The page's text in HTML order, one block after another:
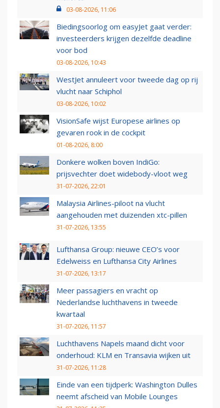
03-08-2026, 11:06
Biedingsoorlog om easyJet gaat verder:
investeerders krijgen dezelfde deadline
voor bod
03-08-2026, 10:43
WestJet annuleert voor tweede dag op rij
vlucht naar Schiphol
03-08-2026, 10:02
VisionSafe wijst Europese airlines op
gevaren rook in de cockpit
01-08-2026, 8:00
Donkere wolken boven IndiGo:
prijsvechter doet widebody-vloot weg
31-07-2026, 22:01
Malaysia Airlines-piloot na vlucht
aangehouden met duizenden xtc-pillen
31-07-2026, 13:55
Lufthansa Group: nieuwe CEO’s voor
Edelweiss en Lufthansa City Airlines
31-07-2026, 13:17
Meer passagiers en vracht op
Nederlandse luchthavens in tweede
kwartaal
31-07-2026, 11:57
Luchthavens Napels maand dicht voor
onderhoud: KLM en Transavia wijken uit
31-07-2026, 11:28
Einde van een tijdperk: Washington Dulles
neemt afscheid van Mobile Lounges